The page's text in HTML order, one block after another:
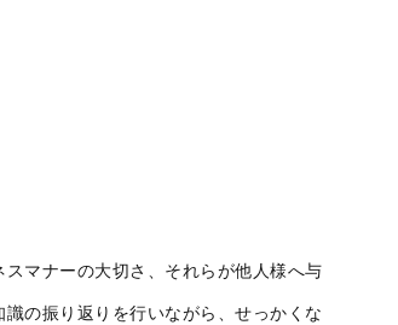
マナーの大切さ、それらが他人様へ与
の振り返りを行いながら、せっかくな